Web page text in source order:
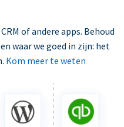
of andere apps. Behoud
waar we goed in zijn: het
Kom meer te weten